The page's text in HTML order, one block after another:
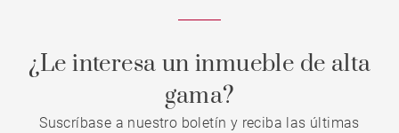
¿Le interesa un inmueble de alta
gama?
Suscríbase a nuestro boletín y reciba las últimas